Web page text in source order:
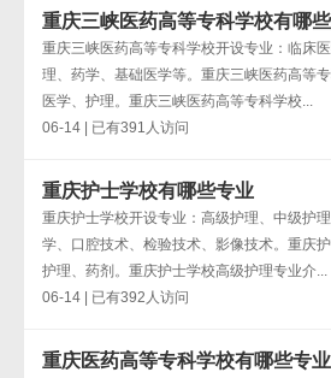
重庆三峡医药高等专科学校有哪
重庆三峡医药高等专科学校开设专业：临床
理、药学、基础医学等。重庆三峡医药高等
医学、护理。重庆三峡医药高等专科学校...
06-14 | 已有391人访问
重庆护士学校有哪些专业
重庆护士学校开设专业：高级护理、中级护
学、口腔技术、检验技术、影像技术。重庆
护理、药剂。重庆护士学校高级护理专业介...
06-14 | 已有392人访问
重庆医药高等专科学校有哪些专业